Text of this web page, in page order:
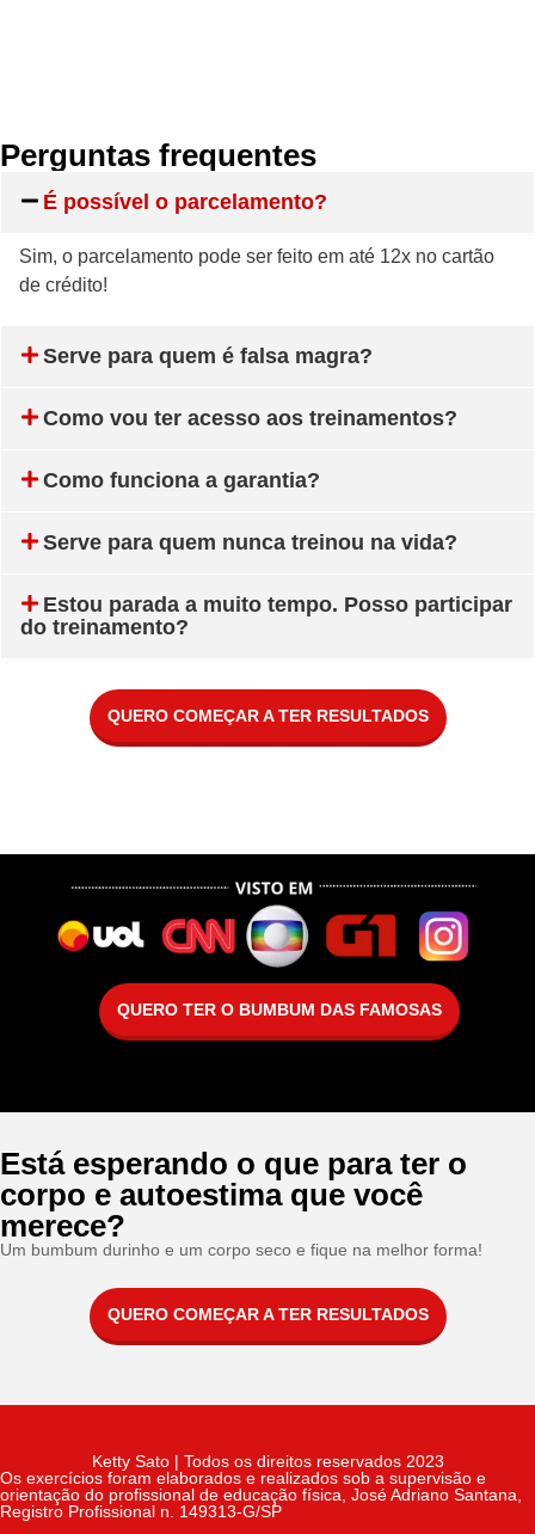
Perguntas frequentes
É possível o parcelamento?
Sim, o parcelamento pode ser feito em até 12x no cartão
de crédito!
Serve para quem é falsa magra?
Como vou ter acesso aos treinamentos?
Como funciona a garantia?
Serve para quem nunca treinou na vida?
Estou parada a muito tempo. Posso participar
do treinamento?
QUERO COMEÇAR A TER RESULTADOS
QUERO TER O BUMBUM DAS FAMOSAS
Está esperando o que para ter o
corpo e autoestima que você
merece?
Um bumbum durinho e um corpo seco e fique na melhor forma!
QUERO COMEÇAR A TER RESULTADOS
Ketty Sato | Todos os direitos reservados 2023
Os exercícios foram elaborados e realizados sob a supervisão e
orientação do profissional de educação física, José Adriano Santana,
Registro Profissional n. 149313-G/SP